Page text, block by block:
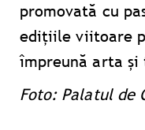
promovată cu
edițiile viitoare
împreună arta
Foto: Palatul de